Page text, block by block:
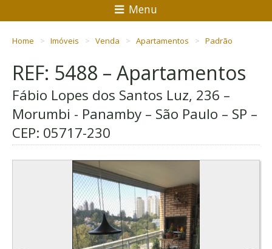
Menu
Home Imóveis Venda Apartamentos Padrão
REF: 5488 – Apartamentos
Fábio Lopes dos Santos Luz, 236 –
Morumbi - Panamby – São Paulo – SP –
CEP: 05717-230